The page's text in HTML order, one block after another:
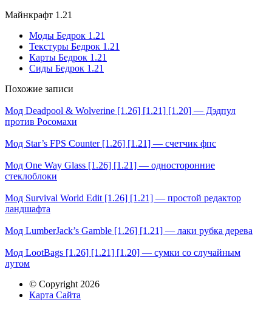
Майнкрафт 1.21
Моды Бедрок 1.21
Текстуры Бедрок 1.21
Карты Бедрок 1.21
Сиды Бедрок 1.21
Похожие записи
Мод Deadpool & Wolverine [1.26] [1.21] [1.20] — Дэдпул
против Росомахи
Мод Star’s FPS Counter [1.26] [1.21] — счетчик фпс
Мод One Way Glass [1.26] [1.21] — односторонние
стеклоблоки
Мод Survival World Edit [1.26] [1.21] — простой редактор
ландшафта
Мод LumberJack’s Gamble [1.26] [1.21] — лаки рубка дерева
Мод LootBags [1.26] [1.21] [1.20] — сумки со случайным
лутом
© Copyright 2026
Карта Сайта